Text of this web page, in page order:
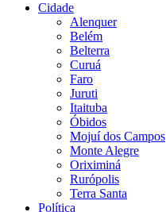
Cidade
Alenquer
Belém
Belterra
Curuá
Faro
Juruti
Itaituba
Óbidos
Mojuí dos Campos
Monte Alegre
Oriximiná
Rurópolis
Terra Santa
Política